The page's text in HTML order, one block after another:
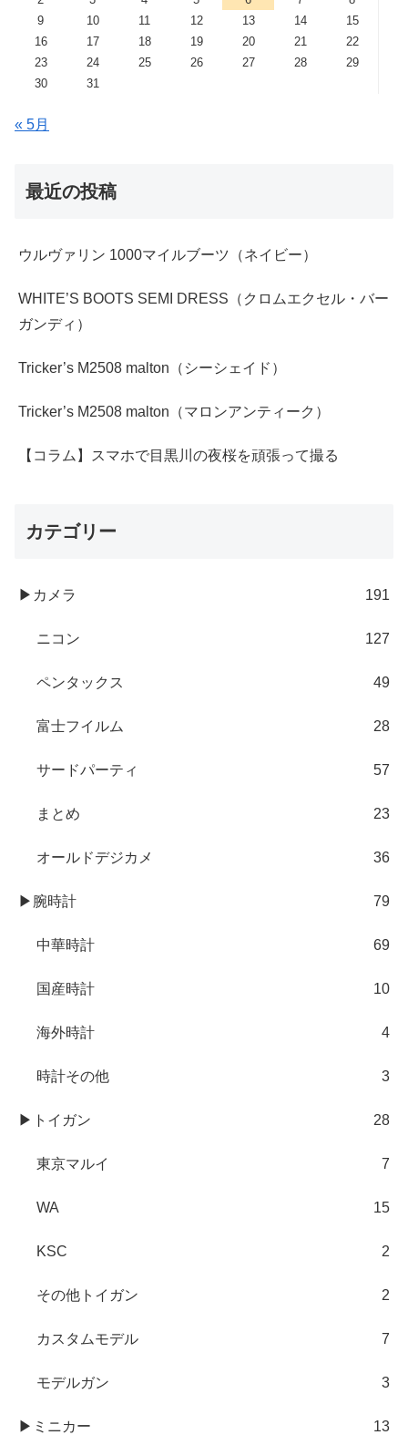
9
10 11 12 13 14
15
16
17 18 19 20 21
22
23
24 25 26 27 28
29
30
31
« 5月
最近の投稿
ウルヴァリン 1000マイルブーツ（ネイビー）
WHITE’S BOOTS SEMI DRESS（クロムエクセル・バー
ガンディ）
Tricker’s M2508 malton（シーシェイド）
Tricker’s M2508 malton（マロンアンティーク）
【コラム】スマホで目黒川の夜桜を頑張って撮る
カテゴリー
▶カメラ 191
ニコン 127
ペンタックス 49
富士フイルム 28
サードパーティ 57
まとめ 23
オールドデジカメ 36
▶腕時計 79
中華時計 69
国産時計 10
海外時計 4
時計その他 3
▶トイガン 28
東京マルイ 7
WA 15
KSC 2
その他トイガン 2
カスタムモデル 7
モデルガン 3
▶ミニカー 13